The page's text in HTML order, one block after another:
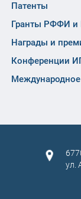
Патенты
Гранты РФФИ
Награды и
Конференции
Международное
ул.